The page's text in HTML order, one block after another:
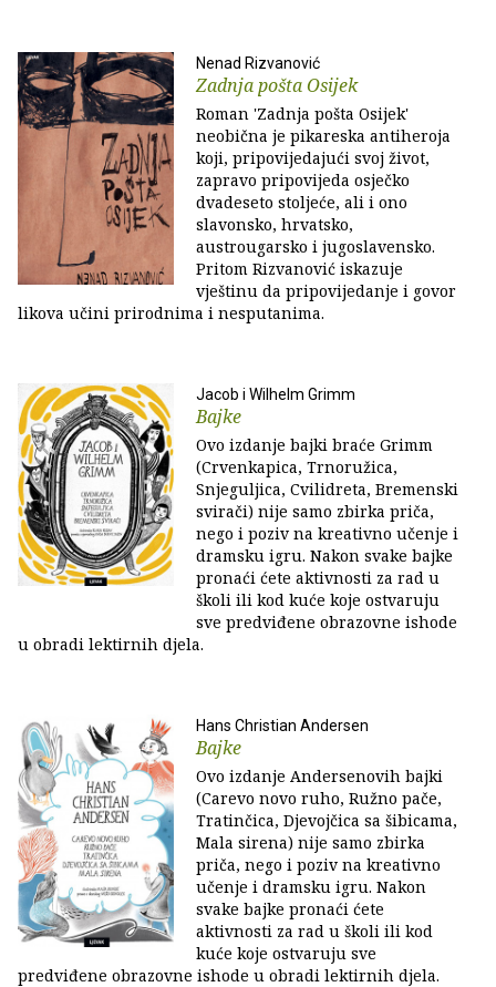
Nenad Rizvanović
Zadnja pošta Osijek
Roman 'Zadnja pošta Osijek'
neobična je pikareska antiheroja
koji, pripovijedajući svoj život,
zapravo pripovijeda osječko
dvadeseto stoljeće, ali i ono
slavonsko, hrvatsko,
austrougarsko i jugoslavensko.
Pritom Rizvanović iskazuje
vještinu da pripovijedanje i govor
likova učini prirodnima i nesputanima.
Jacob i Wilhelm Grimm
Bajke
Ovo izdanje bajki braće Grimm
(Crvenkapica, Trnoružica,
Snjeguljica, Cvilidreta, Bremenski
svirači) nije samo zbirka priča,
nego i poziv na kreativno učenje i
dramsku igru. Nakon svake bajke
pronaći ćete aktivnosti za rad u
školi ili kod kuće koje ostvaruju
sve predviđene obrazovne ishode
u obradi lektirnih djela.
Hans Christian Andersen
Bajke
Ovo izdanje Andersenovih bajki
(Carevo novo ruho, Ružno pače,
Tratinčica, Djevojčica sa šibicama,
Mala sirena) nije samo zbirka
priča, nego i poziv na kreativno
učenje i dramsku igru. Nakon
svake bajke pronaći ćete
aktivnosti za rad u školi ili kod
kuće koje ostvaruju sve
predviđene obrazovne ishode u obradi lektirnih djela.